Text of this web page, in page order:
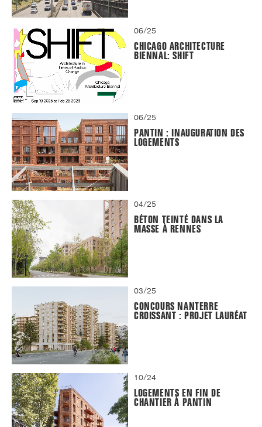
06/25
CHICAGO ARCHITECTURE
BIENNAL: SHIFT
06/25
PANTIN : INAUGURATION DES
LOGEMENTS
04/25
BÉTON TEINTÉ DANS LA
MASSE À RENNES
03/25
CONCOURS NANTERRE
CROISSANT : PROJET LAURÉAT
10/24
LOGEMENTS EN FIN DE
CHANTIER À PANTIN